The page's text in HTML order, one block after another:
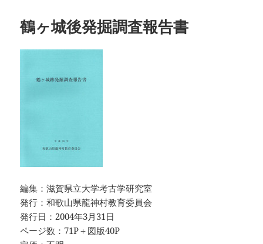
ー
鶴ヶ城後発掘調査報告書
編集：滋賀県立大学考古学研究室
発行：和歌山県龍神村教育委員会
発行日：2004年3月31日
ページ数：71P＋図版40P